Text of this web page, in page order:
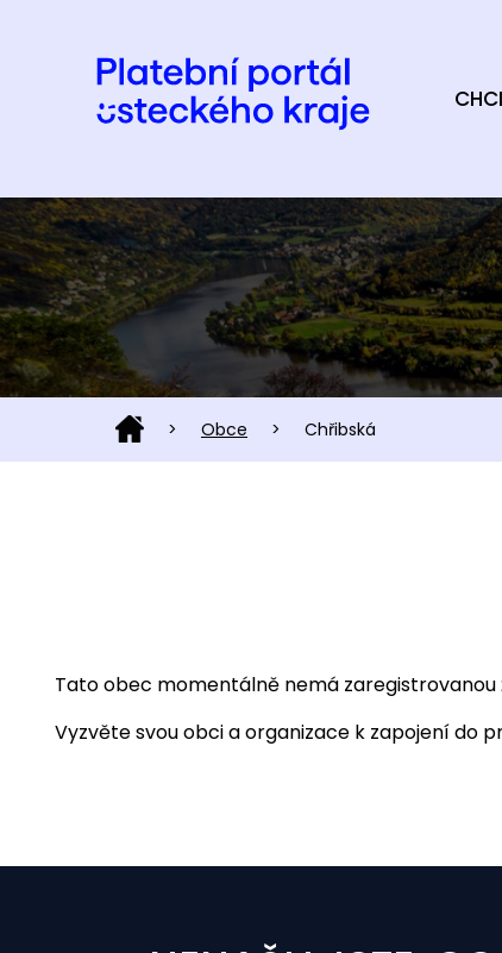
> Obce > Chřibská
Tato obec momentálně nemá zaregistrovanou
Vyzvěte svou obci a organizace k zapojení do